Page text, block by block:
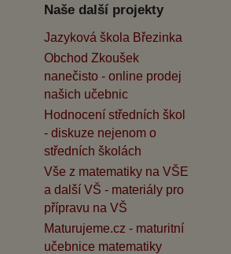
Naše další projekty
Jazyková škola Březinka
Obchod Zkoušek
nanečisto - online prodej
našich učebnic
Hodnocení středních škol
- diskuze nejenom o
středních školách
Vše z matematiky na VŠE
a další VŠ - materiály pro
přípravu na VŠ
Maturujeme.cz - maturitní
učebnice matematiky